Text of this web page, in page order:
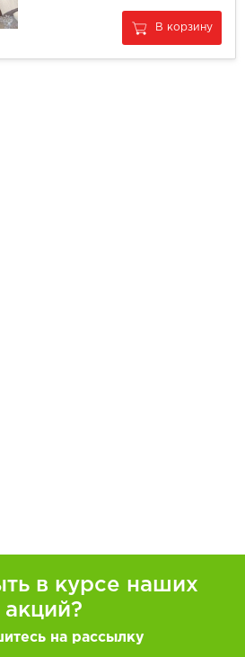
В корзину
в курсе наших
акций?
на рассылку